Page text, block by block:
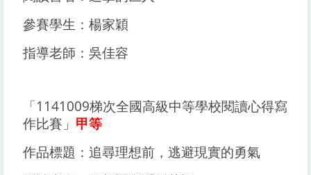
參賽學生：楊家穎
指導老師：吳佳容
「1141009梯次全國高級中等學校閱讀心得寫
作比賽」 甲等
作品標題：追尋理想前，逃避現實的勇氣